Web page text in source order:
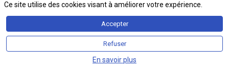
Ce site utilise des cookies visant à améliorer votre expérience.
Accepter
Refuser
En savoir plus